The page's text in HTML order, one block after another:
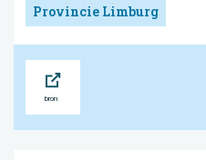
Provincie Limburg